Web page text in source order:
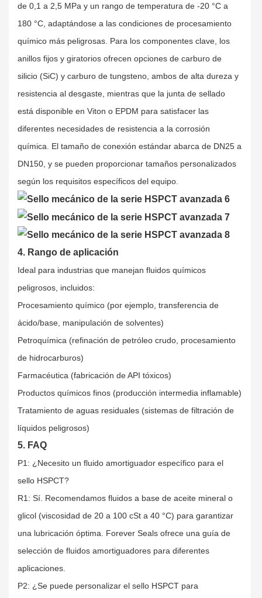
de 0,1 a 2,5 MPa y un rango de temperatura de -20 °C a
180 °C, adaptándose a las condiciones de procesamiento
químico más peligrosas. Para los componentes clave, los
anillos fijos y giratorios ofrecen opciones de carburo de
silicio (SiC) y carburo de tungsteno, ambos de alta dureza y
resistencia al desgaste, mientras que la junta de sellado
está disponible en Viton o EPDM para satisfacer las
diferentes necesidades de resistencia a la corrosión
química. El tamaño de conexión estándar abarca de DN25 a
DN150, y se pueden proporcionar tamaños personalizados
según los requisitos específicos del equipo.
4. Rango de aplicación
Ideal para industrias que manejan fluidos químicos
peligrosos, incluidos:
Procesamiento químico (por ejemplo, transferencia de
ácido/base, manipulación de solventes)
Petroquímica (refinación de petróleo crudo, procesamiento
de hidrocarburos)
Farmacéutica (fabricación de API tóxicos)
Productos químicos finos (producción intermedia inflamable)
Tratamiento de aguas residuales (sistemas de filtración de
líquidos peligrosos)
5. FAQ
P1: ¿Necesito un fluido amortiguador específico para el
sello HSPCT?
R1: Sí. Recomendamos fluidos a base de aceite mineral o
glicol (viscosidad de 20 a 100 cSt a 40 °C) para garantizar
una lubricación óptima. Forever Seals ofrece una guía de
selección de fluidos amortiguadores para diferentes
aplicaciones.
P2: ¿Se puede personalizar el sello HSPCT para